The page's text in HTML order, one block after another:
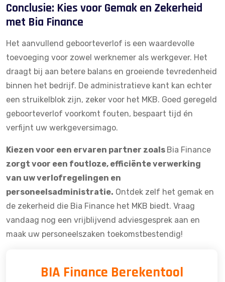
Conclusie: Kies voor Gemak en Zekerheid
met Bia Finance
Het aanvullend geboorteverlof is een waardevolle
toevoeging voor zowel werknemer als werkgever. Het
draagt bij aan betere balans en groeiende tevredenheid
binnen het bedrijf. De administratieve kant kan echter
een struikelblok zijn, zeker voor het MKB. Goed geregeld
geboorteverlof voorkomt fouten, bespaart tijd én
verfijnt uw werkgeversimago.
Kiezen voor een ervaren partner zoals Bia Finance
zorgt voor een foutloze, efficiënte verwerking
van uw verlofregelingen en
personeelsadministratie. Ontdek zelf het gemak en
de zekerheid die Bia Finance het MKB biedt. Vraag
vandaag nog een vrijblijvend adviesgesprek aan en
maak uw personeelszaken toekomstbestendig!
BIA Finance Berekentool